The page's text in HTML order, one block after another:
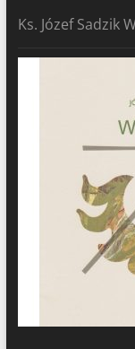
Ks. Józef Sadzik